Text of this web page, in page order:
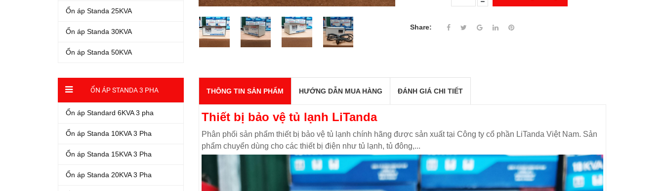
Ổn áp Standa 25KVA
Ổn áp Standa 30KVA
Ổn áp Standa 50KVA
ỔN ÁP STANDA 3 PHA
Ổn áp Standard 6KVA 3 pha
Ổn áp Standa 10KVA 3 Pha
Ổn áp Standa 15KVA 3 Pha
Ổn áp Standa 20KVA 3 Pha
Share:
THÔNG TIN SẢN PHẨM HƯỚNG DẪN MUA HÀNG ĐÁNH GIÁ CHI TIẾT
Thiết bị bảo vệ tủ lạnh LiTanda
Phân phối sản phẩm thiết bị bảo vệ tủ lạnh chính hãng được sản xuất tại Công ty cổ phần LiTanda Việt Nam. Sản
phẩm chuyển dùng cho các thiết bị điện như tủ lạnh, tủ đông,...